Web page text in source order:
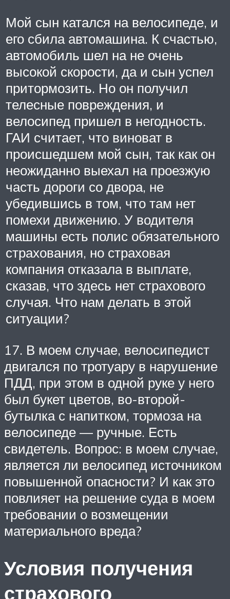
Мой сын катался на велосипеде, и
его сбила автомашина. К счастью,
автомобиль шел на не очень
высокой скорости, да и сын успел
притормозить. Но он получил
телесные повреждения, и
велосипед пришел в негодность.
ГАИ считает, что виноват в
происшедшем мой сын, так как он
неожиданно выехал на проезжую
часть дороги со двора, не
убедившись в том, что там нет
помехи движению. У водителя
машины есть полис обязательного
страхования, но страховая
компания отказала в выплате,
сказав, что здесь нет страхового
случая. Что нам делать в этой
ситуации?
17. В моем случае, велосипедист
двигался по тротуару в нарушение
ПДД, при этом в одной руке у него
был букет цветов, во-второй-
бутылка с напитком, тормоза на
велосипеде — ручные. Есть
свидетель. Вопрос: в моем случае,
является ли велосипед источником
повышенной опасности? И как это
повлияет на решение суда в моем
требовании о возмещении
материального вреда?
Условия получения
страхового